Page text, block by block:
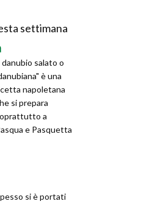
settimana
danubio salato o
è una
napoletana
si prepara
a
e Pasquetta
si è portati